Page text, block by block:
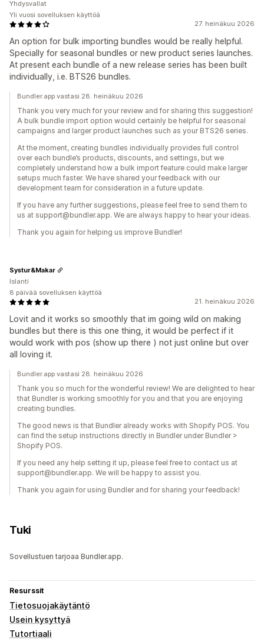
27. heinäkuu 2026
An option for bulk importing bundles would be really helpful.
Specially for seasonal bundles or new product series launches.
At present each bundle of a new release series has been built
individually, i.e. BTS26 bundles.
Yhdysvallat
Yli vuosi sovelluksen käyttöä
Bundler.app vastasi 28. heinäkuu 2026
Thank you very much for your review and for sharing this suggestion!
A bulk bundle import option would certainly be helpful for seasonal
campaigns and larger product launches such as your BTS26 series.
At the moment, creating bundles individually provides full control
over each bundle’s products, discounts, and settings, but we
completely understand how a bulk import feature could make larger
setups much faster. We have shared your feedback with our
development team for consideration in a future update.
If you have any further suggestions, please feel free to send them to
us at support@bundler.app. We are always happy to hear your ideas.
Thank you again for helping us improve Bundler!
21. heinäkuu 2026
Lovit and it works so smoothly that im going wild on making
bundles but there is this one thing, it would be perfect if it
would work with pos (show up there ) not just online but over
all loving it.
Systur&Makar
Islanti
8 päivää sovelluksen käyttöä
Bundler.app vastasi 28. heinäkuu 2026
Thank you so much for the wonderful review! We are delighted to hear
that Bundler is working smoothly for you and that you are enjoying
creating bundles.
The good news is that Bundler already works with Shopify POS. You
can find the setup instructions directly in Bundler under Bundler >
Shopify POS.
If you need any help setting it up, please feel free to contact us at
support@bundler.app. We will be happy to assist you.
Thank you again for using Bundler and for sharing your feedback!
Tuki
Sovellustuen tarjoaa Bundler.app.
Resurssit
Tietosuojakäytäntö
Usein kysyttyä
Tutortiaali